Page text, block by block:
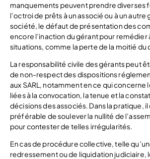
manquements peuvent prendre diverses
l’octroi de prêts à un associé ou à un autre
société, le défaut de présentation des
encore l’inaction du gérant pour remédier
situations, comme la perte de la moitié du
La responsabilité civile des gérants peut
de non-respect des dispositions
aux SARL, notamment en ce qui concerne
liées à la convocation, la tenue et la
décisions des associés. Dans la pratique,
préférable de soulever la nullité de
pour contester de telles irrégularités.
En cas de procédure collective, telle
redressement ou de liquidation judiciaire,